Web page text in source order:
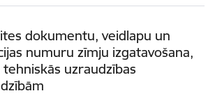
dokumentu, veidlapu un
numuru zīmju izgatavošana,
uzraudzības